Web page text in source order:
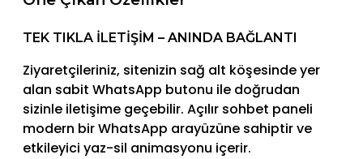
TEK TIKLA İLETIŞIM – ANINDA BAĞLANTI
Ziyaretçileriniz, sitenizin sağ alt köşesinde yer
alan sabit WhatsApp butonu ile doğrudan
sizinle iletişime geçebilir. Açılır sohbet paneli
modern bir WhatsApp arayüzüne sahiptir ve
etkileyici yaz-sil animasyonu içerir.